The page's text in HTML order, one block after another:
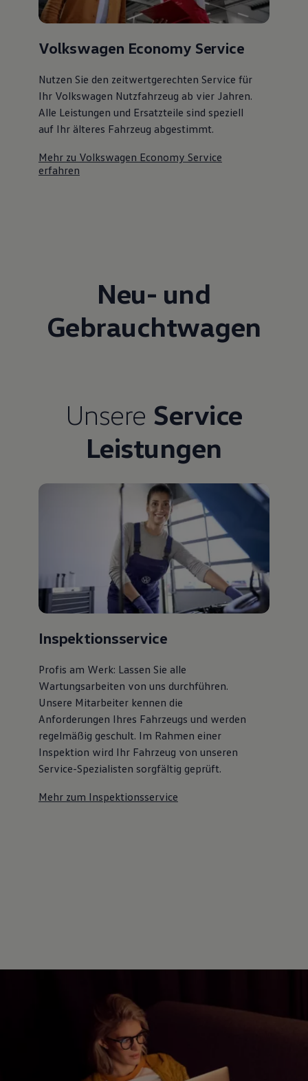
Volkswagen Economy Service
Nutzen Sie den zeitwertgerechten Service für
Ihr Volkswagen Nutzfahrzeug ab vier Jahren.
Alle Leistungen und Ersatzteile sind speziell
auf Ihr älteres Fahrzeug abgestimmt.
Mehr zu Volkswagen Economy Service
erfahren
Neu- und
Gebrauchtwagen
Unsere Service
Leistungen
Inspektionsservice
Profis am Werk: Lassen Sie alle
Wartungsarbeiten von uns durchführen.
Unsere Mitarbeiter kennen die
Anforderungen Ihres Fahrzeugs und werden
regelmäßig geschult. Im Rahmen einer
Inspektion wird Ihr Fahrzeug von unseren
Service-Spezialisten sorgfältig geprüft.
Mehr zum Inspektionsservice